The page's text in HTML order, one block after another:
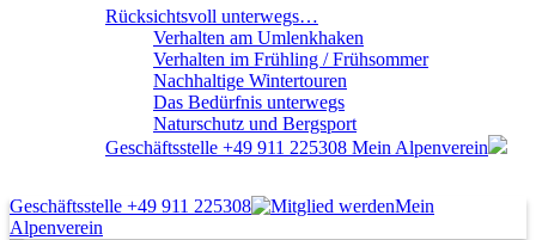
Rücksichtsvoll unterwegs…
Verhalten am Umlenkhaken
Verhalten im Frühling / Frühsommer
Nachhaltige Wintertouren
Das Bedürfnis unterwegs
Naturschutz und Bergsport
Geschäftsstelle +49 911 225308 Mein Alpenverein
Geschäftsstelle +49 911 225308
Mein
Alpenverein